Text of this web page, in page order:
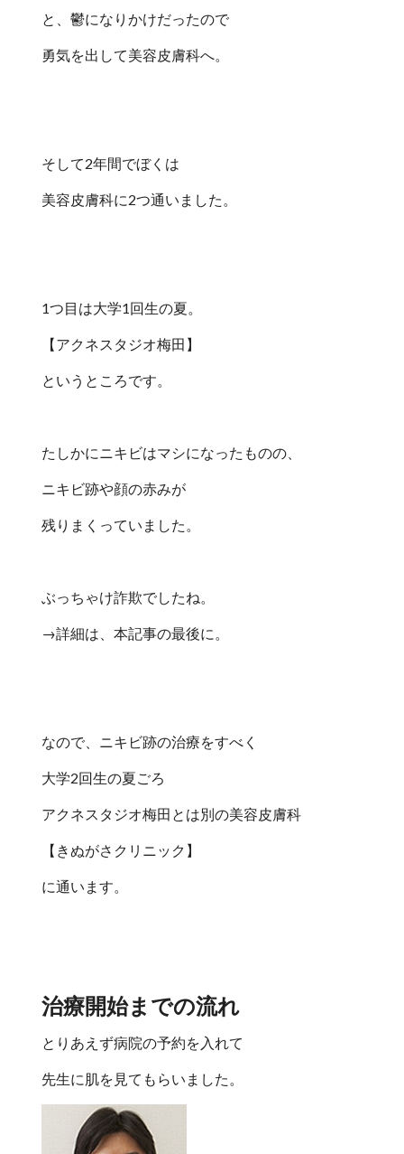
と、鬱になりかけだったので
勇気を出して美容皮膚科へ。
そして2年間でぼくは
美容皮膚科に2つ通いました。
1つ目は大学1回生の夏。
【アクネスタジオ梅田】
というところです。
たしかにニキビはマシになったものの、
ニキビ跡や顔の赤みが
残りまくっていました。
ぶっちゃけ詐欺でしたね。
→詳細は、本記事の最後に。
なので、ニキビ跡の治療をすべく
大学2回生の夏ごろ
アクネスタジオ梅田とは別の美容皮膚科
【きぬがさクリニック】
に通います。
治療開始までの流れ
とりあえず病院の予約を入れて
先生に肌を見てもらいました。